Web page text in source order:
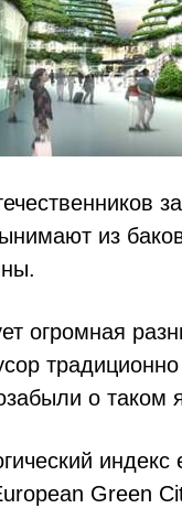
из
огромная
о таком
Green